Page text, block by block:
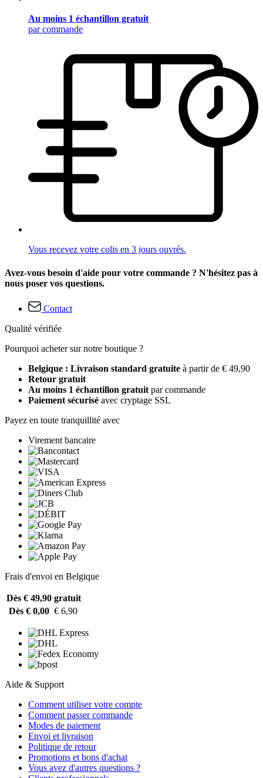
Au moins 1 échantillon gratuit
par commande
Vous recevez votre colis en 3 jours ouvrés.
Avez-vous besoin d'aide pour votre commande ? N'hésitez pas à
nous poser vos questions.
Contact
Qualité vérifiée
Pourquoi acheter sur notre boutique ?
Belgique : Livraison standard gratuite à partir de € 49,90
Retour gratuit
Au moins 1 échantillon gratuit par commande
Paiement sécurisé avec cryptage SSL
Payez en toute tranquillité avec
Virement bancaire
Frais d'envoi en Belgique
Dès € 49,90 gratuit
Dès € 0,00 € 6,90
Aide & Support
Comment utiliser votre compte
Comment passer commande
Modes de paiement
Envoi et livraison
Politique de retour
Promotions et bons d'achat
Vous avez d'autres questions ?